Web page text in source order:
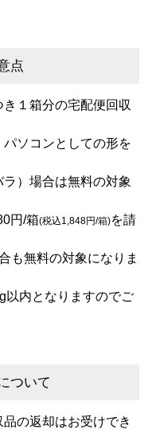
点
き１箱分の宅配便回収
パソコンとしての形を
ラ）場合は無料の対象
円/箱(税込1,848円/箱)を請
も無料の対象になりま
以内となりますのでご
ついて
の返却はお受けでき